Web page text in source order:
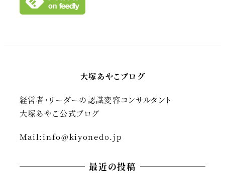
大塚あやこブログ
経営者・リーダーの認識変容コンサルタント
大塚あやこ公式ブログ
Mail:info@kiyonedo.jp
最近の投稿